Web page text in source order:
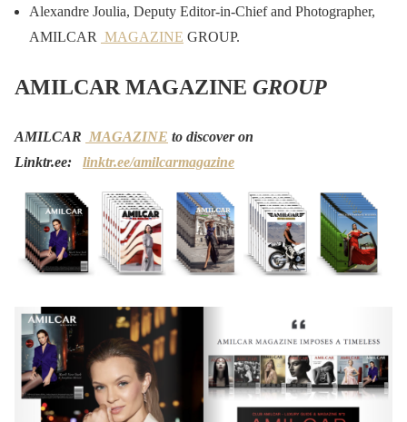
Alexandre Joulia, Deputy Editor-in-Chief and Photographer,
AMILCAR MAGAZINE GROUP.
AMILCAR MAGAZINE GROUP
AMILCAR MAGAZINE to discover on
Linktr.ee: linktr.ee/amilcarmagazine